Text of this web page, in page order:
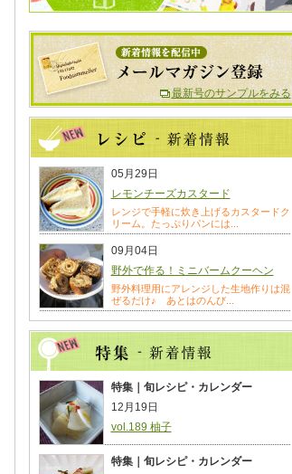
最新号のサンプルをみる
05月29日
レモンチーズカスタード
レンジで手軽に炊き上げるカスタードク
リーム。たっぷりパンには...
09月04日
野外で作る！ミニバームクーヘン
野外料理用にアレンジした生地作りは混
ぜるだけ♪ あとはのんび...
特集｜旬レシピ・カレンダー
12月19日
vol.189 柚子
特集｜旬レシピ・カレンダー